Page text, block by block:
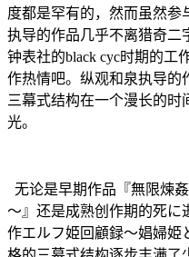
度都是罕有的，然而虽然参
执导的作品几乎不离猎奇二
钟表社的black cyc时期的工
作热情吧。纵观和泉执导的
三幕式结构在一个漫长的时
光。
无论是早期作品『無限煉
〜』还是成熟创作期的死に
作エルフ姫回顧録～娼婦姫